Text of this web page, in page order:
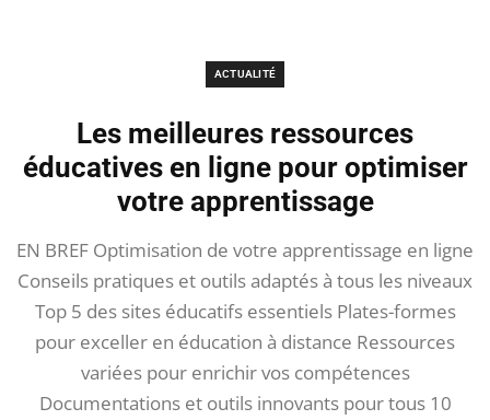
ACTUALITÉ
Les meilleures ressources
éducatives en ligne pour optimiser
votre apprentissage
EN BREF Optimisation de votre apprentissage en ligne
Conseils pratiques et outils adaptés à tous les niveaux
Top 5 des sites éducatifs essentiels Plates-formes
pour exceller en éducation à distance Ressources
variées pour enrichir vos compétences
Documentations et outils innovants pour tous 10